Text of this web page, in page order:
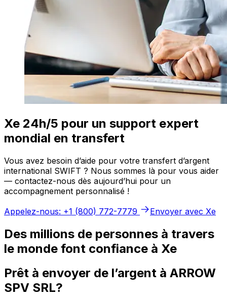
Xe 24h/5 pour un support expert
mondial en transfert
Vous avez besoin d’aide pour votre transfert d’argent
international SWIFT ? Nous sommes là pour vous aider
— contactez-nous dès aujourd’hui pour un
accompagnement personnalisé !
Appelez-nous: +1 (800) 772-7779
Envoyer avec Xe
Des millions de personnes à travers
le monde font confiance à Xe
Prêt à envoyer de l’argent à ARROW
SPV SRL?